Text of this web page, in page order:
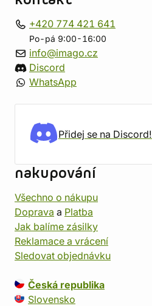
+420 774 421 641
Po-pá 9:00-16:00
info@imago.cz
Discord
WhatsApp
Přidej se na Discord!
nakupování
Všechno o nákupu
Doprava a Platba
Jak balíme zásilky
Reklamace a vrácení
Sledovat objednávku
Česká republika
Slovensko